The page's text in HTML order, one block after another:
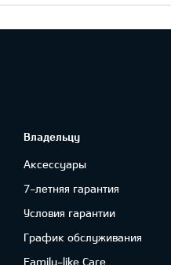
Владельцу
Аксессуары
7-летняя гарантия
Условия гарантии
График обслуживания
Family-like Care